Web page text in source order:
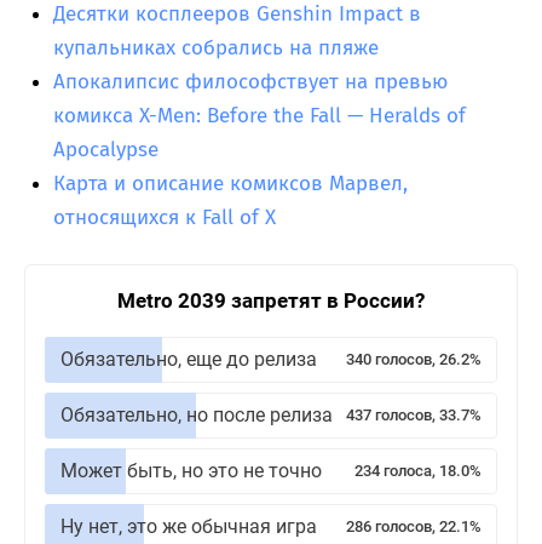
Десятки косплееров Genshin Impact в
купальниках собрались на пляже
Апокалипсис философствует на превью
комикса X-Men: Before the Fall — Heralds of
Apocalypse
Карта и описание комиксов Марвел,
относящихся к Fall of X
Metro 2039 запретят в России?
Обязательно, еще до релиза 340 голосов, 26.2%
Обязательно, но после релиза 437 голосов, 33.7%
Может быть, но это не точно 234 голоса, 18.0%
Ну нет, это же обычная игра 286 голосов, 22.1%